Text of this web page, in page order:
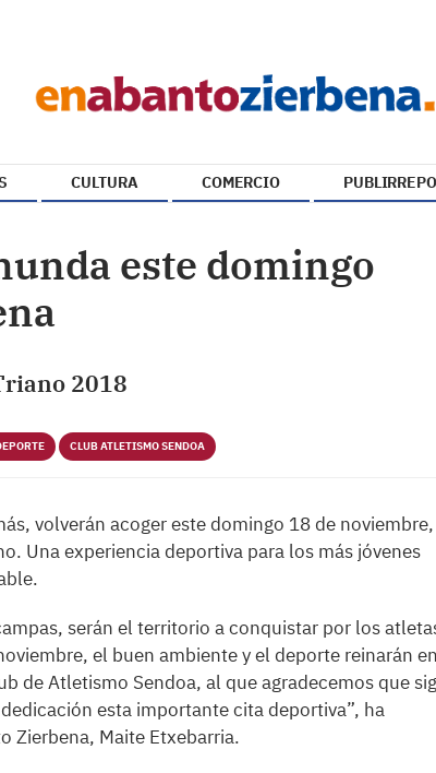
CULTURA COMERCIO
este domingo
2018
CLUB ATLETISMO SENDOA
volverán acoger este domingo 18 de noviembre,
Una experiencia deportiva para los más jóvenes
serán el territorio a conquistar por los
el buen ambiente y el deporte reinarán en
de Atletismo Sendoa, al que agradecemos que
esta importante cita deportiva”, ha
Zierbena, Maite Etxebarria.